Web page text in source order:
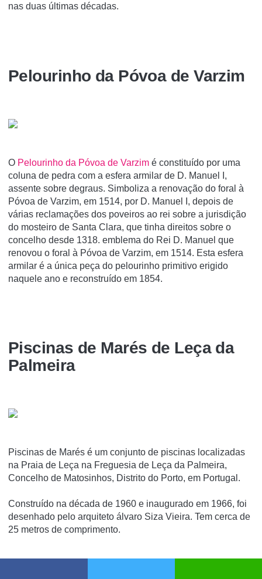
nas duas últimas décadas.
Pelourinho da Póvoa de Varzim
O Pelourinho da Póvoa de Varzim é constituí­do por uma
coluna de pedra com a esfera armilar de D. Manuel I,
assente sobre degraus. Simboliza a renovação do foral à
Póvoa de Varzim, em 1514, por D. Manuel I, depois de
várias reclamações dos poveiros ao rei sobre a jurisdição
do mosteiro de Santa Clara, que tinha direitos sobre o
concelho desde 1318. emblema do Rei D. Manuel que
renovou o foral à Póvoa de Varzim, em 1514. Esta esfera
armilar é a única peça do pelourinho primitivo erigido
naquele ano e reconstruído em 1854.
Piscinas de Marés de Leça da
Palmeira
Piscinas de Marés é um conjunto de piscinas localizadas
na Praia de Leça na Freguesia de Leça da Palmeira,
Concelho de Matosinhos, Distrito do Porto, em Portugal.
Construí­do na década de 1960 e inaugurado em 1966, foi
desenhado pelo arquiteto álvaro Siza Vieira. Tem cerca de
25 metros de comprimento.